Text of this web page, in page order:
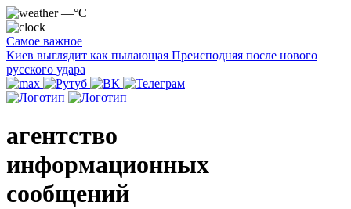
—°C
Самое важное
Киев выглядит как пылающая Преисподняя после нового
русского удара
агентство
информационных
сообщений